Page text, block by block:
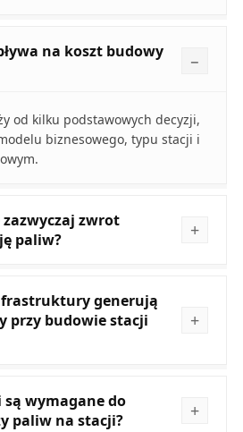
na koszt budowy
od kilku podstawowych decyzji,
biznesowego, typu stacji i
zwrot
paliw?
generują
przy budowie stacji
wymagane do
paliw na stacji?